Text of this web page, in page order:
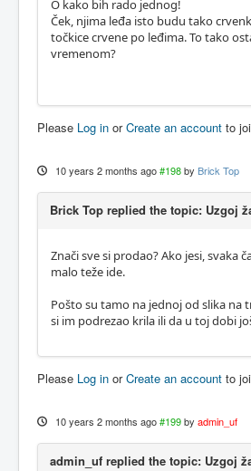
O kako bih rado jednog!
Ček, njima leđa isto budu tako
točkice crvene po leđima. To tako
vremenom?
Please Log in orCreate an account to
10 years 2 months ago #198 by Brick Top
Brick Top replied the topic: Uzgoj
Znači sve si prodao? Ako jesi, svaka
malo teže ide.
Pošto su tamo na jednoj od slika na
si im podrezao krila ili da u toj dobi
Please Log in orCreate an account to
10 years 2 months ago #199 by admin_uf
admin_uf replied the topic: Uzgoj